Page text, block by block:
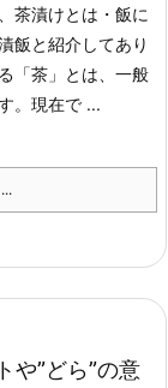
茶漬けとは・飯に
飯と紹介してあり
「茶」とは、一般
。 現在で ...
や”どら”の意